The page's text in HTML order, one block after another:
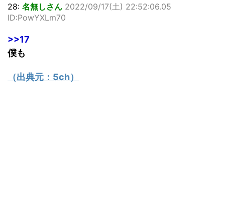
28: 名無しさん 2022/09/17(土) 22:52:06.05
ID:PowYXLm70
>>17
僕も
（出典元： 5ch）